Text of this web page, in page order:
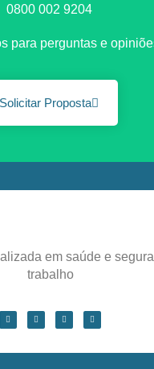
0800 002 9204
para perguntas e
Solicitar Proposta
em saúde e
trabalho